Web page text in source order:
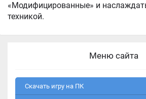
«Модифицированные» и
техникой.
Меню сайта
Скачать игру на ПК